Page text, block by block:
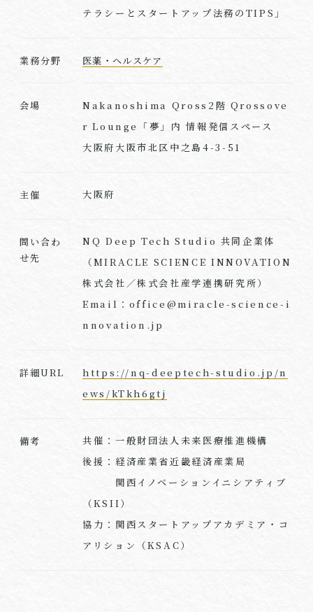
テラシーとスタートアップ法務のTIPS」
業務分野 医薬・ヘルスケア
会場
Nakanoshima Qross2階 Qrossove
r Lounge「夢」内 情報発信スペース
大阪府大阪市北区中之島4-3-51
主催 大阪府
問い合わ
せ先
NQ Deep Tech Studio 共同企業体
（MIRACLE SCIENCE INNOVATION
株式会社／株式会社産学連携研究所）
Email：office@miracle-science-i
nnovation.jp
詳細URL
https://nq-deeptech-studio.jp/n
ews/kTkh6gtj
備考
共催：一般財団法人未来医療推進機構
後援：経済産業省近畿経済産業局
関西イノベーションイニシアティブ
（KSII）
協力：関西スタートアップアカデミア・コ
アリション（KSAC）